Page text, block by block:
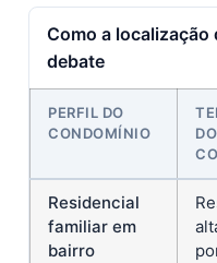
Como a
debate
PERFIL DO
CONDOMÍNIO
Residencial
familiar em
bairro